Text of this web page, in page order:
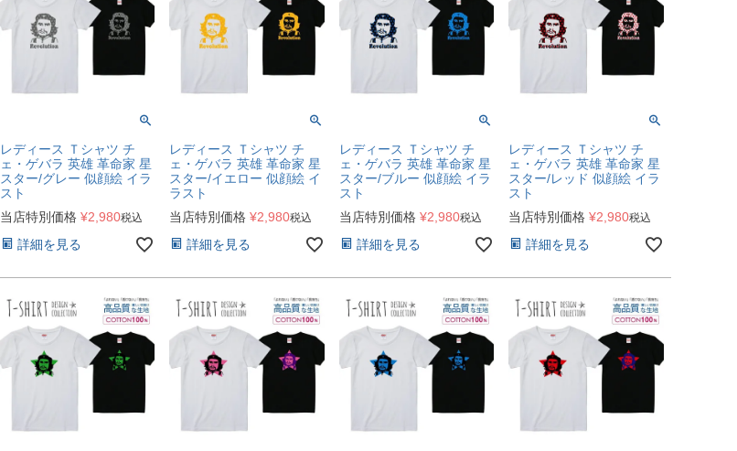
レディース Ｔシャツ チ
ェ・ゲバラ 英雄 革命家 星
スター/グレー 似顔絵 イラ
スト
当店特別価格 ¥2,980税込
詳細を見る
レディース Ｔシャツ チ
ェ・ゲバラ 英雄 革命家 星
スター/イエロー 似顔絵 イ
ラスト
当店特別価格 ¥2,980税込
詳細を見る
レディース Ｔシャツ チ
ェ・ゲバラ 英雄 革命家 星
スター/ブルー 似顔絵 イラ
スト
当店特別価格 ¥2,980税込
詳細を見る
レディース Ｔシャツ チ
ェ・ゲバラ 英雄 革命家 星
スター/レッド 似顔絵 イラ
スト
当店特別価格 ¥2,980税込
詳細を見る